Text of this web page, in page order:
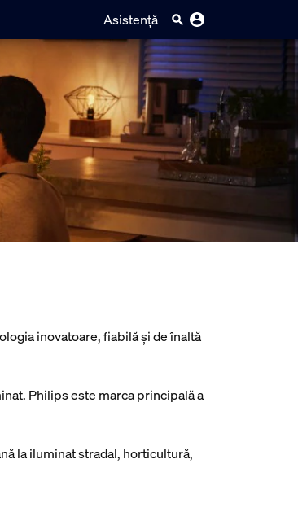
Asistență
inovatoare, fiabilă și de înaltă
Philips este marca principală a
la iluminat stradal, horticultură,